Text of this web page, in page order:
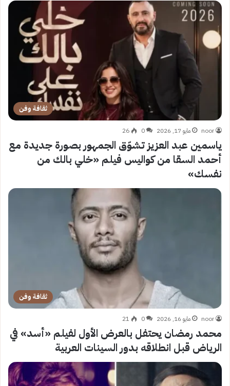
ثقافة وفن
noor مايو 17, 2026 0
26
ياسمين عبد العزيز تشوّق الجمهور بصورة جديدة مع
أحمد السقا من كواليس فيلم «خلي بالك من
نفسك»
ثقافة وفن
noor مايو 16, 2026 0
21
محمد رمضان يحتفل بالعرض الأول لفيلم «أسد» في
الرياض قبل انطلاقه بدور السينات العربية